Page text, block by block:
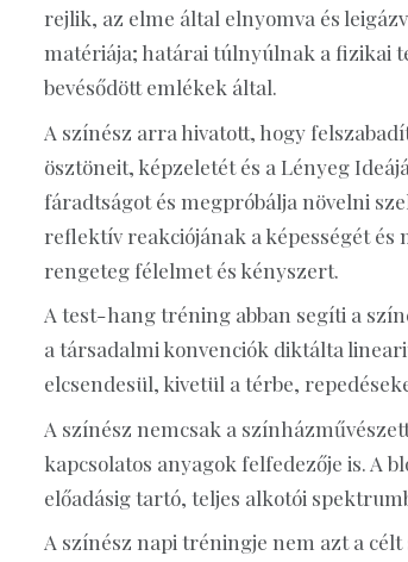
rejlik, az elme által elnyomva és
matériája; határai túlnyúlnak a fizikai
bevésődött emlékek által.
A színész arra hivatott, hogy
ösztöneit, képzeletét és a Lényeg
fáradtságot és megpróbálja növelni
reflektív reakciójának a képességét
rengeteg félelmet és kényszert.
A test-hang tréning abban segíti a
a társadalmi konvenciók diktálta
elcsendesül, kivetül a térbe,
A színész nemcsak a
kapcsolatos anyagok felfedezője is. A
előadásig tartó, teljes alkotói
A színész napi tréningje nem azt a